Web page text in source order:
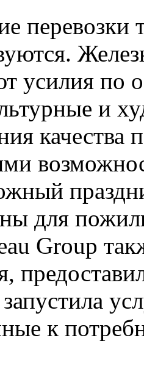
перевозки
усилия по
и
качества
для
Group
к